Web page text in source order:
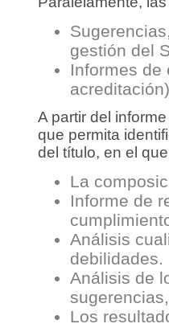
gestión del
Informes de
A partir del
que permita
del título, en el
La
Informe de
Análisis
debilidades.
Análisis de
Los